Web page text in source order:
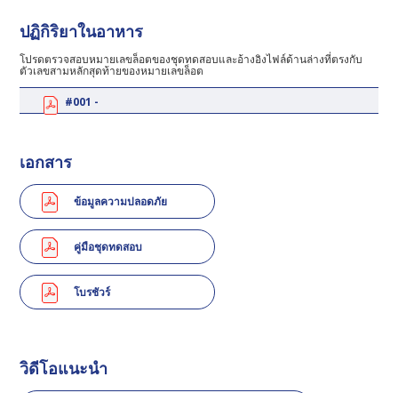
ปฏิกิริยาในอาหาร
โปรดตรวจสอบหมายเลขล็อตของชุดทดสอบและอ้างอิงไฟล์ด้านล่างที่ตรงกับ
ตัวเลขสามหลักสุดท้ายของหมายเลขล็อต
#001 -
เอกสาร
ข้อมูลความปลอดภัย
คู่มือชุดทดสอบ
โบรชัวร์
วิดีโอแนะนำ